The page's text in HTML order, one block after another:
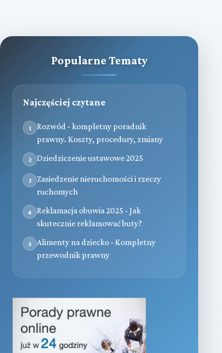
Popularne Tematy
Najczęściej czytane
1
Rozwód - kompletny poradnik
prawny. Koszty, procedury, zmiany
2 Dziedziczenie ustawowe 2025
3
Zasiedzenie nieruchomości i rzeczy
ruchomych
4
Reklamacja obuwia 2025 - Jak
skutecznie reklamować buty?
5
Alimenty na dziecko - Kompletny
przewodnik prawny